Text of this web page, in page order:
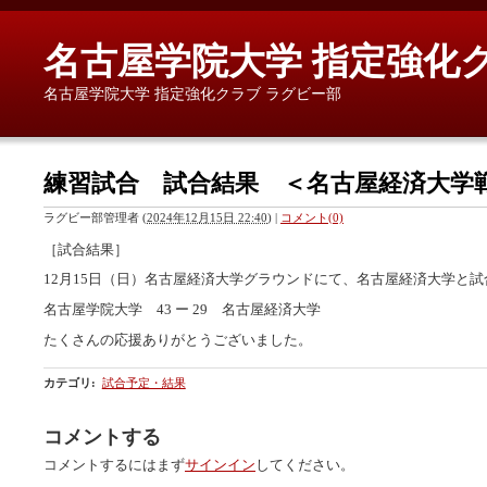
名古屋学院大学 指定強化
名古屋学院大学 指定強化クラブ ラグビー部
練習試合 試合結果 ＜名古屋経済大学
ラグビー部管理者 (2024年12月15日 22:40) | コメント(0)
［試合結果］
12月15日（日）名古屋経済大学グラウンドにて、名古屋経済大学と
名古屋学院大学 43 ー 29 名古屋経済大学
たくさんの応援ありがとうございました。
カテゴリ : 試合予定・結果
コメントする
コメントするにはまずサインイン してください。